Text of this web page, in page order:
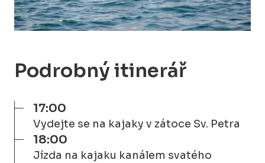
Podrobný itinerář
17:00
Vydejte se na kajaky v zátoce Sv. Petra
18:00
Jízda na kajaku kanálem svatého